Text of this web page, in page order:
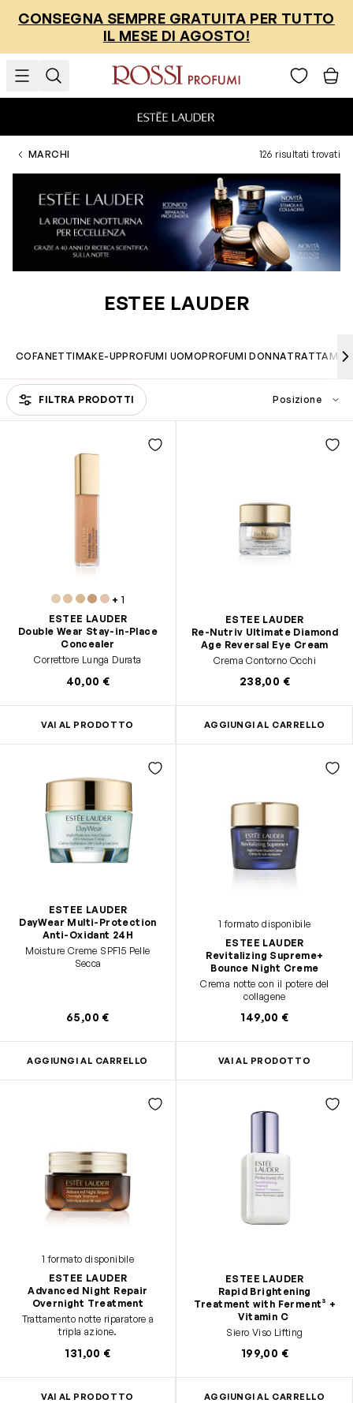
CONSEGNA SEMPRE GRATUITA PER TUTTO
IL MESE DI AGOSTO!
MARCHI 126 risultati trovati
ESTEE LAUDER
COFANETTIMAKE-UPPROFUMI UOMOPROFUMI DONNA
FILTRA PRODOTTI
Passa all'elenco prodotti
+ 1
ESTEE LAUDER
Double Wear Stay-in-Place
Concealer
Correttore Lunga Durata
40,00 €
VAI AL PRODOTTO
ESTEE LAUDER
Re-Nutriv Ultimate Diamond
Age Reversal Eye Cream
Crema Contorno Occhi
238,00 €
AGGIUNGI AL CARRELLO
ESTEE LAUDER
DayWear Multi-Protection
Anti-Oxidant 24H
Moisture Creme SPF15 Pelle
Secca
65,00 €
AGGIUNGI AL CARRELLO
1 formato disponibile
ESTEE LAUDER
Revitalizing Supreme+
Bounce Night Creme
Crema notte con il potere del
collagene
149,00 €
VAI AL PRODOTTO
1 formato disponibile
ESTEE LAUDER
Advanced Night Repair
Overnight Treatment
Trattamento notte riparatore a
tripla azione.
131,00 €
VAI AL PRODOTTO
ESTEE LAUDER
Rapid Brightening
Treatment with Ferment³ +
Vitamin C
Siero Viso Lifting
199,00 €
AGGIUNGI AL CARRELLO